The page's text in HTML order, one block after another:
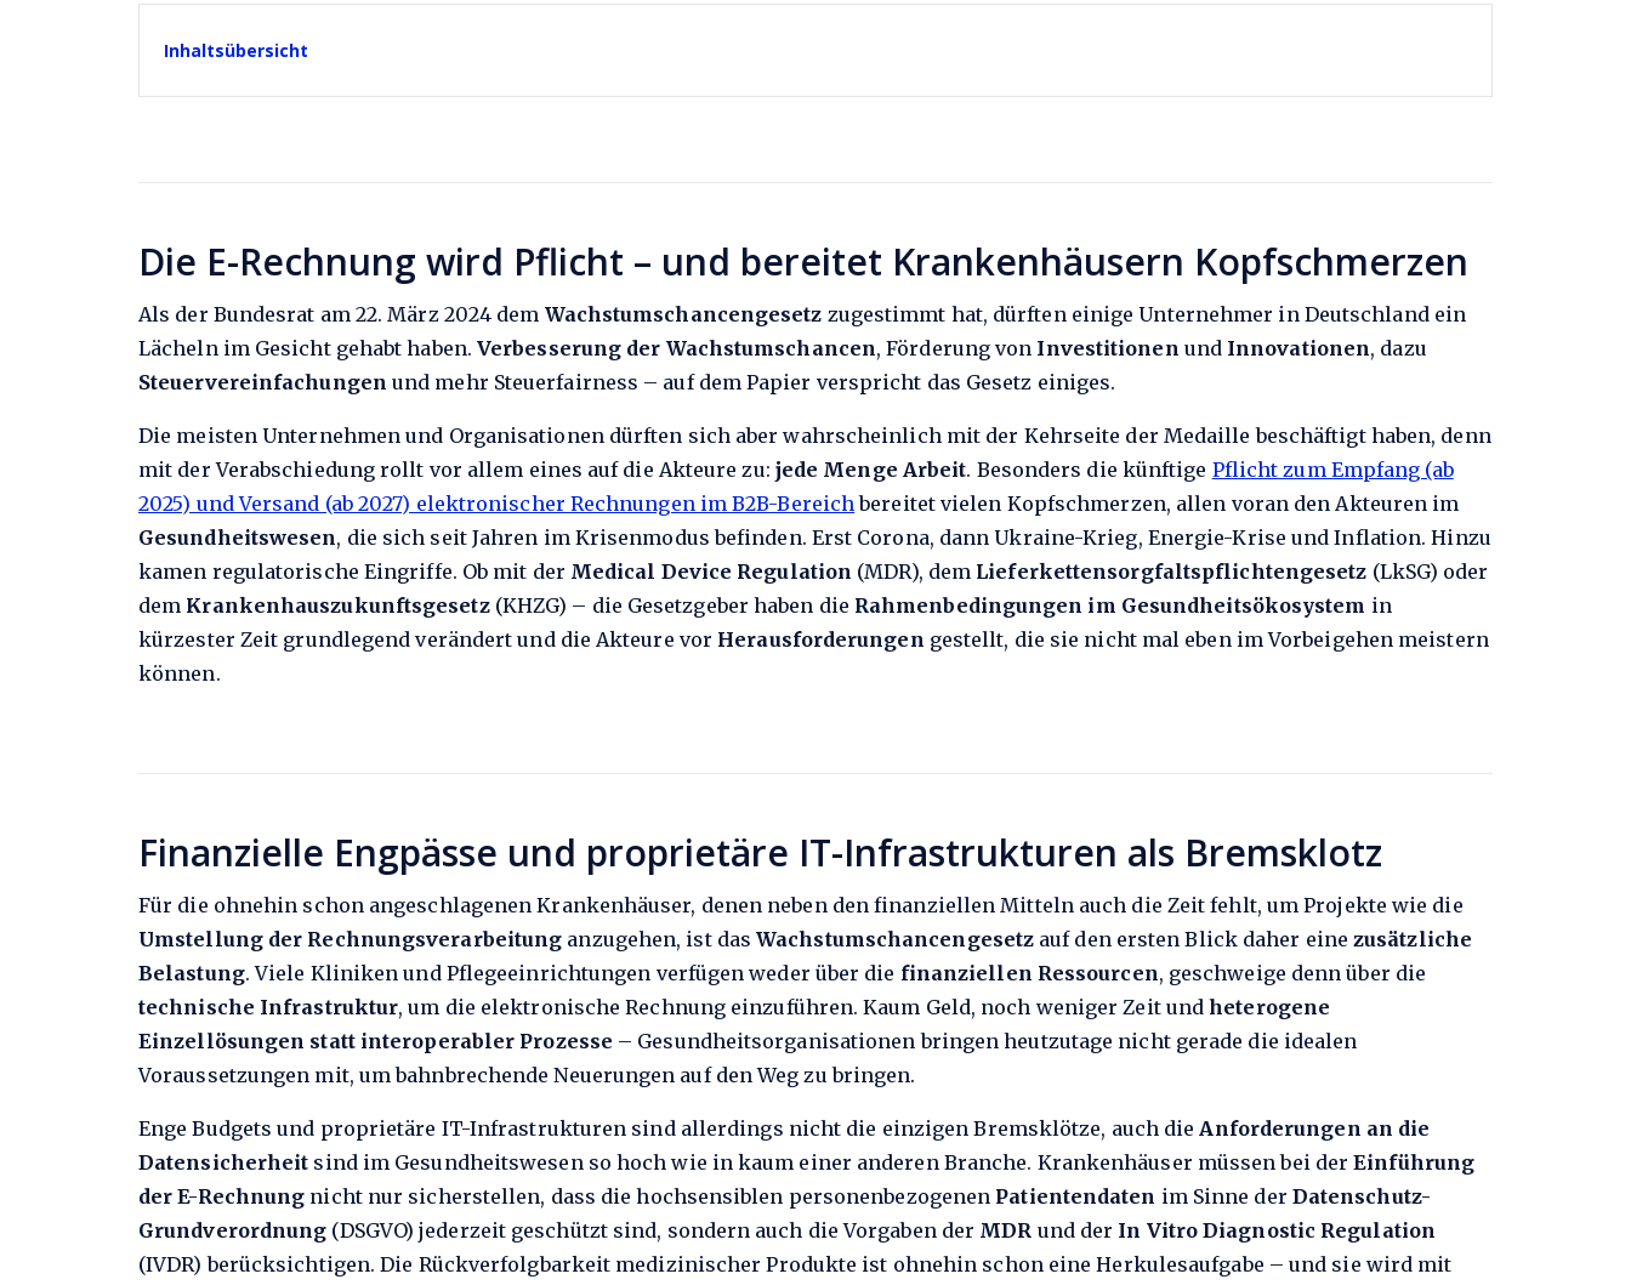
Inhaltsübersicht
Die E-Rechnung wird Pflicht – und bereitet Krankenhäusern Kopfschmerzen
Als der Bundesrat am 22. März 2024 dem Wachstumschancengesetz zugestimmt hat, dürften einige Unternehmer in Deutschland ein
Lächeln im Gesicht gehabt haben. Verbesserung der Wachstumschancen, Förderung von Investitionen und Innovationen, dazu
Steuervereinfachungen und mehr Steuerfairness – auf dem Papier verspricht das Gesetz einiges.
Die meisten Unternehmen und Organisationen dürften sich aber wahrscheinlich mit der Kehrseite der Medaille beschäftigt haben, denn
mit der Verabschiedung rollt vor allem eines auf die Akteure zu: jede Menge Arbeit. Besonders die künftige Pflicht zum Empfang (ab
2025) und Versand (ab 2027) elektronischer Rechnungen im B2B-Bereichbereitet vielen Kopfschmerzen, allen voran den Akteuren im
Gesundheitswesen, die sich seit Jahren im Krisenmodus befinden. Erst Corona, dann Ukraine-Krieg, Energie-Krise und Inflation. Hinzu
kamen regulatorische Eingriffe. Ob mit der Medical Device Regulation (MDR), dem Lieferkettensorgfaltspflichtengesetz (LkSG) oder
dem Krankenhauszukunftsgesetz(KHZG) – die Gesetzgeber haben die Rahmenbedingungen im Gesundheitsökosystem in
kürzester Zeit grundlegend verändert und die Akteure vor Herausforderungen gestellt, die sie nicht mal eben im Vorbeigehen meistern
können.
Finanzielle Engpässe und proprietäre IT-Infrastrukturen als Bremsklotz
Für die ohnehin schon angeschlagenen Krankenhäuser, denen neben den finanziellen Mitteln auch die Zeit fehlt, um Projekte wie die
Umstellung der Rechnungsverarbeitung anzugehen, ist dasWachstumschancengesetz auf den ersten Blick daher einezusätzliche
Belastung. Viele Kliniken und Pflegeeinrichtungen verfügen weder über die finanziellen Ressourcen, geschweige denn über die
technische Infrastruktur, um die elektronische Rechnung einzuführen. Kaum Geld, noch weniger Zeit undheterogene
Einzellösungen statt interoperabler Prozesse – Gesundheitsorganisationen bringen heutzutage nicht gerade die idealen
Voraussetzungen mit, um bahnbrechende Neuerungen auf den Weg zu bringen.
Enge Budgets und proprietäre IT-Infrastrukturen sind allerdings nicht die einzigen Bremsklötze, auch dieAnforderungen an die
Datensicherheit sind im Gesundheitswesen so hoch wie in kaum einer anderen Branche. Krankenhäuser müssen bei derEinführung
der E-Rechnung nicht nur sicherstellen, dass die hochsensiblen personenbezogenen Patientendaten im Sinne der Datenschutz-
Grundverordnung (DSGVO) jederzeit geschützt sind, sondern auch die Vorgaben der MDR und der In Vitro Diagnostic Regulation
(IVDR) berücksichtigen. Die Rückverfolgbarkeit medizinischer Produkte ist ohnehin schon eine Herkulesaufgabe – und sie wird mit